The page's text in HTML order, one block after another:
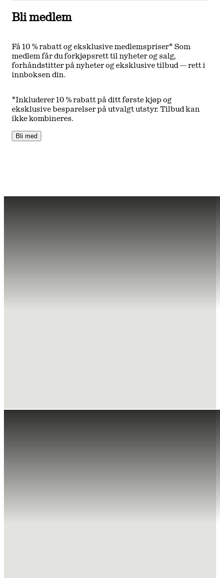
Bli medlem
Få 10 % rabatt og eksklusive medlemspriser* Som
medlem får du forkjøpsrett til nyheter og salg,
forhåndstitter på nyheter og eksklusive tilbud — rett i
innboksen din.
*Inkluderer 10 % rabatt på ditt første kjøp og
eksklusive besparelser på utvalgt utstyr. Tilbud kan
ikke kombineres.
Bli med